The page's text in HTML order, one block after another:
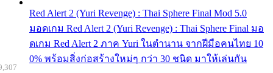
Red Alert 2 (Yuri Revenge) : Thai Sphere Final Mod 5.0
มอดเกม Red Alert 2 (Yuri Revenge) : Thai Sphere Final มอ
ดเกม Red Alert 2 ภาค Yuri ในตำนาน จากฝีมือคนไทย 10
0% พร้อมสิ่งก่อสร้างใหม่ๆ กว่า 30 ชนิด มาให้เล่นกัน